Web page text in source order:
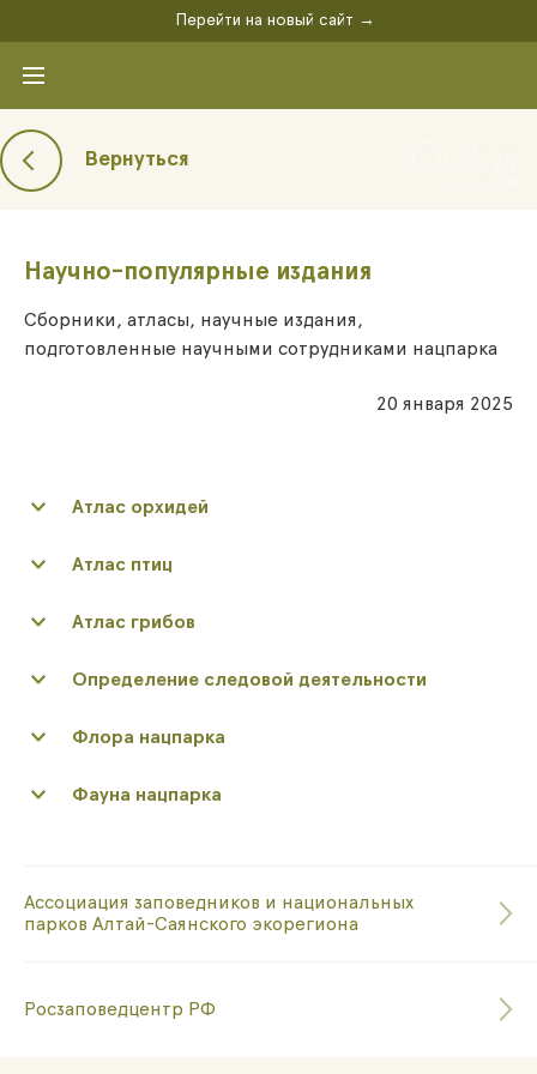
Перейти на новый сайт →
Вернуться
Научно-популярные издания
Сборники, атласы, научные издания,
подготовленные научными сотрудниками нацпарка
20 января 2025
Атлас орхидей
Атлас птиц
Атлас грибов
Определение следовой деятельности
Флора нацпарка
Фауна нацпарка
Ассоциация заповедников и национальных
парков Алтай-Саянского экорегиона
Росзаповедцентр РФ